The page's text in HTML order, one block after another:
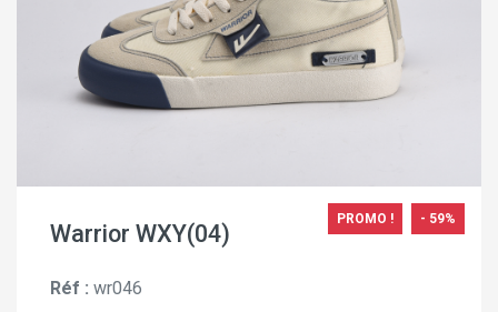
Warrior WXY(04)
Réf : wr046
PROMO ! - 59%